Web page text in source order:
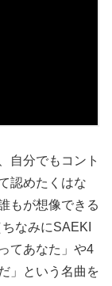
自分でもコント
認めたくはな
もが想像できる
なみにSAEKI
てあなた」や4
」という名曲を